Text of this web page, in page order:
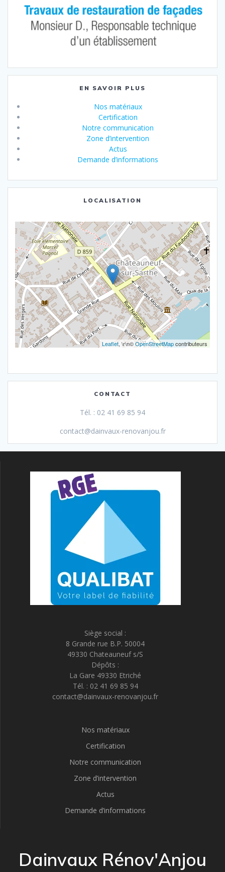
EN SAVOIR PLUS
Nos matériaux
Certification
Notre communication
Zone d’intervention
Actus
Demande d’informations
LOCALISATION
Leaflet, \r\n©OpenStreetMapcontributeurs
CONTACT
Tél. : 02 41 69 85 94
contact@dainvaux-renovanjou.fr
Siège social :
8 Grande rue B.P. 50004
49330 Chateauneuf s/S
Dépôts :
La Gare 49330 Etriché
Tél. : 02 41 69 85 94
contact@dainvaux-renovanjou.fr
Nos matériaux
Certification
Notre communication
Zone d’intervention
Actus
Demande d’informations
Dainvaux Rénov'Anjou